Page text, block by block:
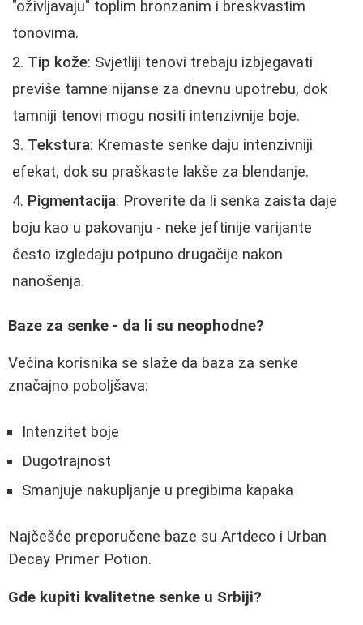
"oživljavaju" toplim bronzanim i breskvastim
tonovima.
Tip kože: Svjetliji tenovi trebaju izbjegavati
previše tamne nijanse za dnevnu upotrebu, dok
tamniji tenovi mogu nositi intenzivnije boje.
Tekstura: Kremaste senke daju intenzivniji
efekat, dok su praškaste lakše za blendanje.
Pigmentacija: Proverite da li senka zaista daje
boju kao u pakovanju - neke jeftinije varijante
često izgledaju potpuno drugačije nakon
nanošenja.
Baze za senke - da li su neophodne?
Većina korisnika se slaže da baza za senke
značajno poboljšava:
Intenzitet boje
Dugotrajnost
Smanjuje nakupljanje u pregibima kapaka
Najčešće preporučene baze su Artdeco i Urban
Decay Primer Potion.
Gde kupiti kvalitetne senke u Srbiji?